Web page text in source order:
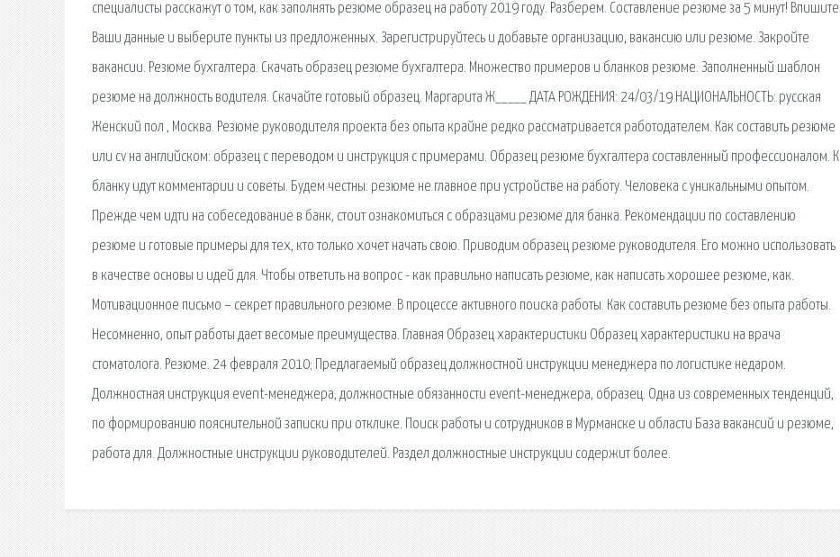
специалисты расскажут о том, как заполнять резюме образец на работу 2019 году. Разберем. Составление резюме за 5 минут! Впишите
Ваши данные и выберите пункты из предложенных. Зарегистрируйтесь и добавьте организацию, вакансию или резюме. Закройте
вакансии. Резюме бухгалтера. Скачать образец резюме бухгалтера. Множество примеров и бланков резюме. Заполненный шаблон
резюме на должность водителя. Скачайте готовый образец. Маргарита Ж_____ ДАТА РОЖДЕНИЯ: 24/03/19 НАЦИОНАЛЬНОСТЬ: русская
Женский пол , Москва. Резюме руководителя проекта без опыта крайне редко рассматривается работодателем. Как составить резюме
или cv на английском: образец с переводом и инструкция с примерами. Образец резюме бухгалтера составленный профессионалом. К
бланку идут комментарии и советы. Будем честны: резюме не главное при устройстве на работу. Человека с уникальными опытом.
Прежде чем идти на собеседование в банк, стоит ознакомиться с образцами резюме для банка. Рекомендации по составлению
резюме и готовые примеры для тех, кто только хочет начать свою. Приводим образец резюме руководителя. Его можно использовать
в качестве основы и идей для. Чтобы ответить на вопрос - как правильно написать резюме, как написать хорошее резюме, как.
Мотивационное письмо – секрет правильного резюме. В процессе активного поиска работы. Как составить резюме без опыта работы.
Несомненно, опыт работы дает весомые преимущества. Главная Образец характеристики Образец характеристики на врача
стоматолога. Резюме. 24 февраля 2010; Предлагаемый образец должностной инструкции менеджера по логистике недаром.
Должностная инструкция event-менеджера, должностные обязанности event-менеджера, образец. Одна из современных тенденций,
по формированию пояснительной записки при отклике. Поиск работы и сотрудников в Мурманске и области База вакансий и резюме,
работа для. Должностные инструкции руководителей. Раздел должностные инструкции содержит более.